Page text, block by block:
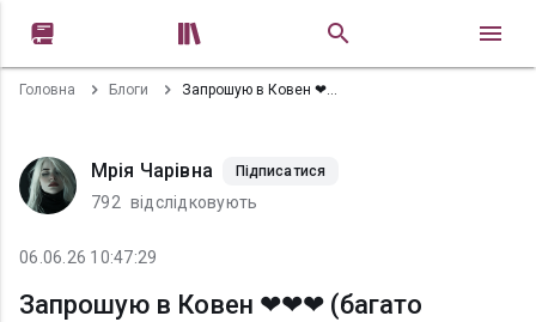
 
Головна Блоги Запрошую в Ковен ❤❤❤ (багато картинок)
Мрія Чарівна Підписатися
792 відслідковують
06.06.26 10:47:29
Запрошую в Ковен ❤❤❤ (багато